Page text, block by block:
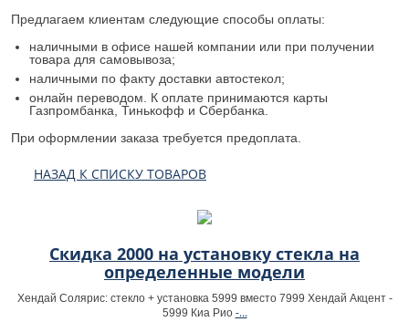
Предлагаем клиентам следующие способы оплаты:
наличными в офисе нашей компании или при получении
товара для самовывоза;
наличными по факту доставки автостекол;
онлайн переводом. К оплате принимаются карты
Газпромбанка, Тинькофф и Сбербанка.
При оформлении заказа требуется предоплата.
НАЗАД К СПИСКУ ТОВАРОВ
Скидка 2000 на установку стекла на
определенные модели
Хендай Солярис: стекло + установка 5999 вместо 7999 Хендай Акцент -
5999 Киа Рио -...